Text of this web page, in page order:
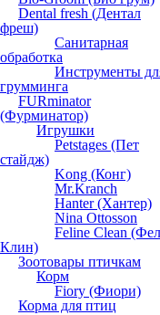
Dental fresh (Дентал
фреш)
Санитарная
обработка
Инструменты
грумминга
FURminator
(Фурминатор)
Игрушки
Petstages (Пет
стайдж)
Kong (Конг)
Mr.Kranch
Hanter (Хантер)
Nina Ottosson
Feline Clean
Клин)
Зоотовары птичкам
Корм
Fiory (Фиори)
Корма для птиц